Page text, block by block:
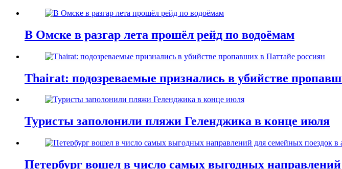
В Омске в разгар лета прошёл рейд по водоёмам
Thairat: подозреваемые признались в убийстве
Туристы заполонили пляжи Геленджика в конце июля
Петербург вошел в число самых выгодных направлений